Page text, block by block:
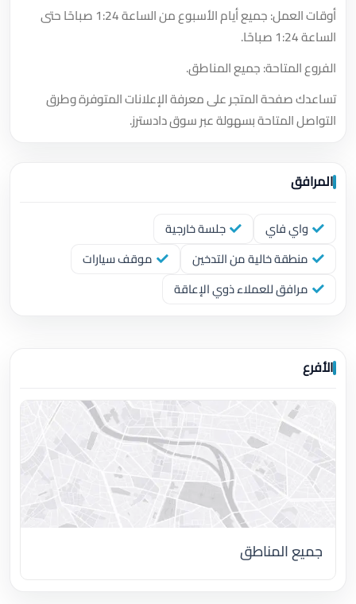
أوقات العمل: جميع أيام الأسبوع من الساعة 1:24 صباحًا حتى
الساعة 1:24 صباحًا.
الفروع المتاحة: جميع المناطق.
تساعدك صفحة المتجر على معرفة الإعلانات المتوفرة وطرق
التواصل المتاحة بسهولة عبر سوق دادسترز.
المرافق
واي فاي
جلسة خارجية
منطقة خالية من التدخين
موقف سيارات
مرافق للعملاء ذوي الإعاقة
الأفرع
جميع المناطق